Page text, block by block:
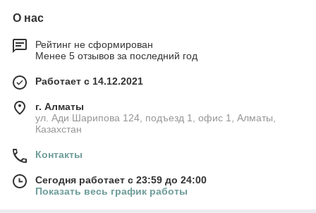
О нас
Рейтинг не сформирован
Менее 5 отзывов за последний год
Работает с 14.12.2021
г. Алматы
ул. Ади Шарипова 124, подъезд 1, офис 1, Алматы,
Казахстан
Контакты
Сегодня работает с 23:59 до 24:00
Показать весь график работы